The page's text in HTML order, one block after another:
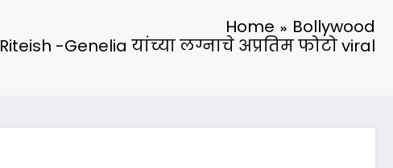
Home
Bollywood
Riteish -Genelia यांच्या लग्नाचे अप्रतिम फोटो viral